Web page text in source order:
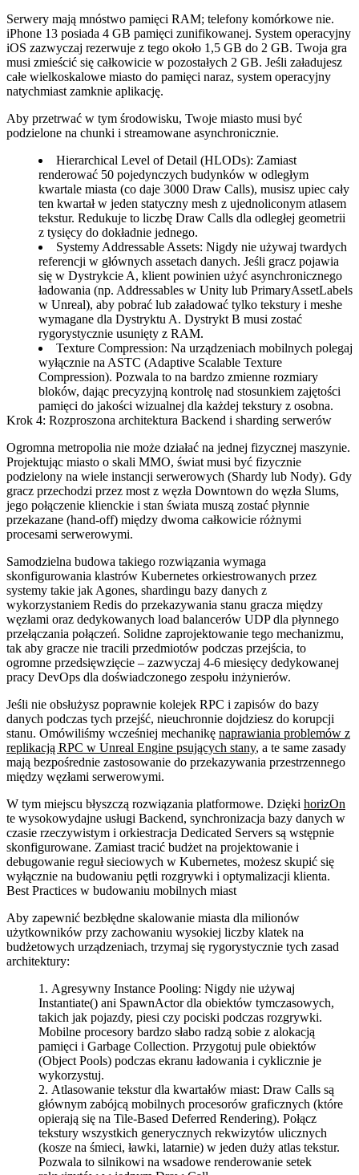
Serwery mają mnóstwo pamięci RAM; telefony komórkowe nie.
iPhone 13 posiada 4 GB pamięci zunifikowanej. System operacyjny
iOS zazwyczaj rezerwuje z tego około 1,5 GB do 2 GB. Twoja gra
musi zmieścić się całkowicie w pozostałych 2 GB. Jeśli załadujesz
całe wielkoskalowe miasto do pamięci naraz, system operacyjny
natychmiast zamknie aplikację.
Aby przetrwać w tym środowisku, Twoje miasto musi być
podzielone na chunki i streamowane asynchronicznie.
Hierarchical Level of Detail (HLODs): Zamiast
renderować 50 pojedynczych budynków w odległym
kwartale miasta (co daje 3000 Draw Calls), musisz upiec cały
ten kwartał w jeden statyczny mesh z ujednoliconym atlasem
tekstur. Redukuje to liczbę Draw Calls dla odległej geometrii
z tysięcy do dokładnie jednego.
Systemy Addressable Assets: Nigdy nie używaj twardych
referencji w głównych assetach danych. Jeśli gracz pojawia
się w Dystrykcie A, klient powinien użyć asynchronicznego
ładowania (np. Addressables w Unity lub PrimaryAssetLabels
w Unreal), aby pobrać lub załadować tylko tekstury i meshe
wymagane dla Dystryktu A. Dystrykt B musi zostać
rygorystycznie usunięty z RAM.
Texture Compression: Na urządzeniach mobilnych polegaj
wyłącznie na ASTC (Adaptive Scalable Texture
Compression). Pozwala to na bardzo zmienne rozmiary
bloków, dając precyzyjną kontrolę nad stosunkiem zajętości
pamięci do jakości wizualnej dla każdej tekstury z osobna.
Krok 4: Rozproszona architektura Backend i sharding serwerów
Ogromna metropolia nie może działać na jednej fizycznej maszynie.
Projektując miasto o skali MMO, świat musi być fizycznie
podzielony na wiele instancji serwerowych (Shardy lub Nody). Gdy
gracz przechodzi przez most z węzła Downtown do węzła Slums,
jego połączenie klienckie i stan świata muszą zostać płynnie
przekazane (hand-off) między dwoma całkowicie różnymi
procesami serwerowymi.
Samodzielna budowa takiego rozwiązania wymaga
skonfigurowania klastrów Kubernetes orkiestrowanych przez
systemy takie jak Agones, shardingu bazy danych z
wykorzystaniem Redis do przekazywania stanu gracza między
węzłami oraz dedykowanych load balancerów UDP dla płynnego
przełączania połączeń. Solidne zaprojektowanie tego mechanizmu,
tak aby gracze nie tracili przedmiotów podczas przejścia, to
ogromne przedsięwzięcie – zazwyczaj 4-6 miesięcy dedykowanej
pracy DevOps dla doświadczonego zespołu inżynierów.
Jeśli nie obsłużysz poprawnie kolejek RPC i zapisów do bazy
danych podczas tych przejść, nieuchronnie dojdziesz do korupcji
stanu. Omówiliśmy wcześniej mechanikę naprawiania problemów z
replikacją RPC w Unreal Engine psujących stany, a te same zasady
mają bezpośrednie zastosowanie do przekazywania przestrzennego
między węzłami serwerowymi.
W tym miejscu błyszczą rozwiązania platformowe. Dzięki horizOn
te wysokowydajne usługi Backend, synchronizacja bazy danych w
czasie rzeczywistym i orkiestracja Dedicated Servers są wstępnie
skonfigurowane. Zamiast tracić budżet na projektowanie i
debugowanie reguł sieciowych w Kubernetes, możesz skupić się
wyłącznie na budowaniu pętli rozgrywki i optymalizacji klienta.
Best Practices w budowaniu mobilnych miast
Aby zapewnić bezbłędne skalowanie miasta dla milionów
użytkowników przy zachowaniu wysokiej liczby klatek na
budżetowych urządzeniach, trzymaj się rygorystycznie tych zasad
architektury:
Agresywny Instance Pooling: Nigdy nie używaj
Instantiate() ani SpawnActordla obiektów tymczasowych,
takich jak pojazdy, piesi czy pociski podczas rozgrywki.
Mobilne procesory bardzo słabo radzą sobie z alokacją
pamięci i Garbage Collection. Przygotuj pule obiektów
(Object Pools) podczas ekranu ładowania i cyklicznie je
wykorzystuj.
Atlasowanie tekstur dla kwartałów miast: Draw Calls są
głównym zabójcą mobilnych procesorów graficznych (które
opierają się na Tile-Based Deferred Rendering). Połącz
tekstury wszystkich generycznych rekwizytów ulicznych
(kosze na śmieci, ławki, latarnie) w jeden duży atlas tekstur.
Pozwala to silnikowi na wsadowe renderowanie setek